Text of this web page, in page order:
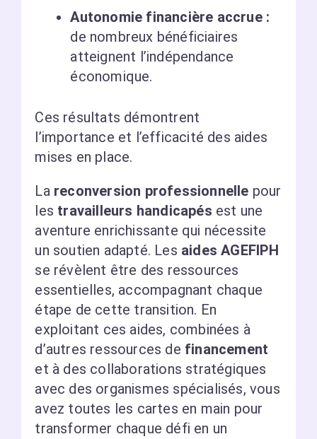
Autonomie financière accrue :
de nombreux bénéficiaires
atteignent l’indépendance
économique.
Ces résultats démontrent
l’importance et l’efficacité des aides
mises en place.
La reconversion professionnelle pour
les travailleurs handicapés est une
aventure enrichissante qui nécessite
un soutien adapté. Les aides AGEFIPH
se révèlent être des ressources
essentielles, accompagnant chaque
étape de cette transition. En
exploitant ces aides, combinées à
d’autres ressources de financement
et à des collaborations stratégiques
avec des organismes spécialisés, vous
avez toutes les cartes en main pour
transformer chaque défi en un